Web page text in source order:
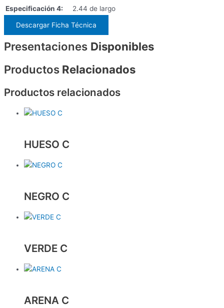
Especificación 4: 2.44 de largo
Descargar Ficha Técnica
Presentaciones Disponibles
Productos Relacionados
Productos relacionados
HUESO C
NEGRO C
VERDE C
ARENA C